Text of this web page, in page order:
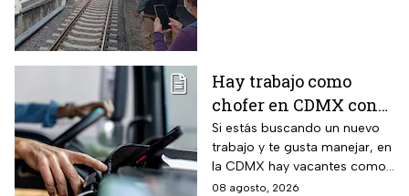
Hay trabajo como
chofer en CDMX con
sueldo de 13 mil 500
pesos; requisitos para
aplicar
Si estás buscando un nuevo
trabajo y te gusta manejar, en
la CDMX hay vacantes como
chofer y aquí te decimos
08 agosto, 2026